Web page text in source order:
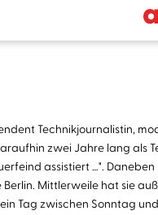
Technikjournalistin,
zwei Jahre lang als
assistiert …".
Mittlerweile hat sie
Tag zwischen Sonntag